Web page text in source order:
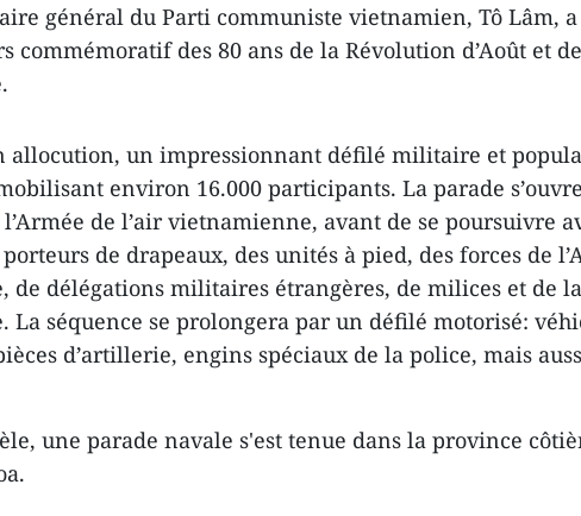
général du Parti communiste vietnamien, Tô Lâm,
commémoratif des 80 ans de la Révolution d’Août et
allocution, un impressionnant défilé militaire et
environ 16.000 participants. La parade
de l’air vietnamienne, avant de se poursuivre
de drapeaux, des unités à pied, des forces de
de délégations militaires étrangères, de milices et de
La séquence se prolongera par un défilé motorisé:
d’artillerie, engins spéciaux de la police, mais
une parade navale s'est tenue dans la province